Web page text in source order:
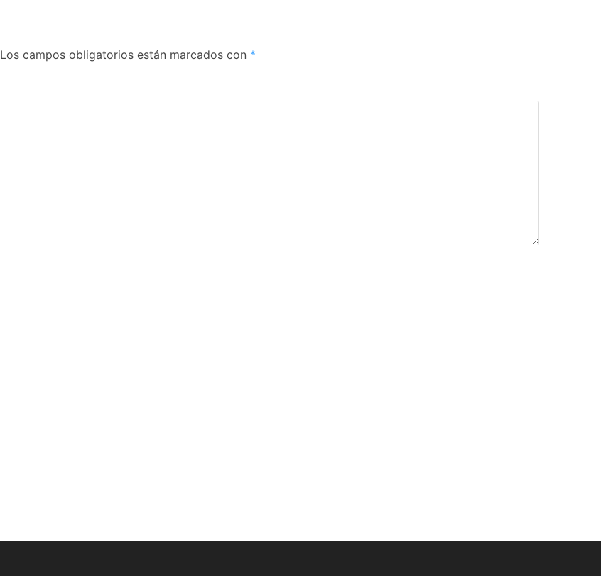
Los campos obligatorios están marcados con *